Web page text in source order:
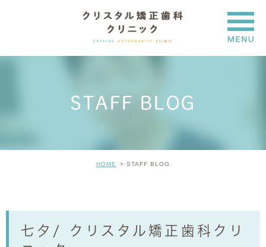
STAFF BLOG
HOME STAFF BLOG
七夕/ クリスタル矯正歯科クリ